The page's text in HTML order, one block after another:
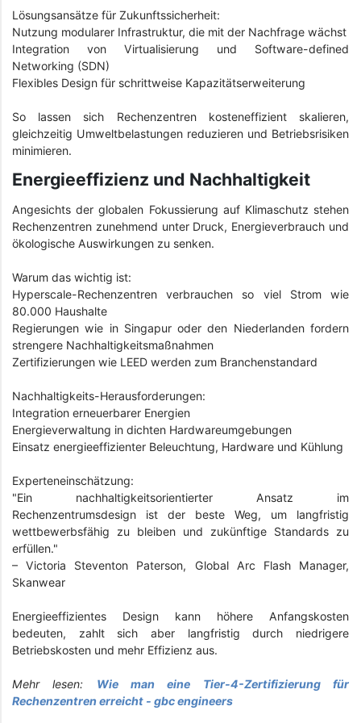
Lösungsansätze für Zukunftssicherheit:
Nutzung modularer Infrastruktur, die mit der Nachfrage wächst
Integration von Virtualisierung und Software-defined
Networking (SDN)
Flexibles Design für schrittweise Kapazitätserweiterung
So lassen sich Rechenzentren kosteneffizient skalieren,
gleichzeitig Umweltbelastungen reduzieren und Betriebsrisiken
minimieren.
Energieeffizienz und Nachhaltigkeit
Angesichts der globalen Fokussierung auf Klimaschutz stehen
Rechenzentren zunehmend unter Druck, Energieverbrauch und
ökologische Auswirkungen zu senken.
Warum das wichtig ist:
Hyperscale-Rechenzentren verbrauchen so viel Strom wie
80.000 Haushalte
Regierungen wie in Singapur oder den Niederlanden fordern
strengere Nachhaltigkeitsmaßnahmen
Zertifizierungen wie LEED werden zum Branchenstandard
Nachhaltigkeits-Herausforderungen:
Integration erneuerbarer Energien
Energieverwaltung in dichten Hardwareumgebungen
Einsatz energieeffizienter Beleuchtung, Hardware und Kühlung
Experteneinschätzung:
"Ein nachhaltigkeitsorientierter Ansatz im
Rechenzentrumsdesign ist der beste Weg, um langfristig
wettbewerbsfähig zu bleiben und zukünftige Standards zu
erfüllen."
– Victoria Steventon Paterson, Global Arc Flash Manager,
Skanwear
Energieeffizientes Design kann höhere Anfangskosten
bedeuten, zahlt sich aber langfristig durch niedrigere
Betriebskosten und mehr Effizienz aus.
Mehr lesen: Wie man eine Tier-4-Zertifizierung für
Rechenzentren erreicht - gbc engineers